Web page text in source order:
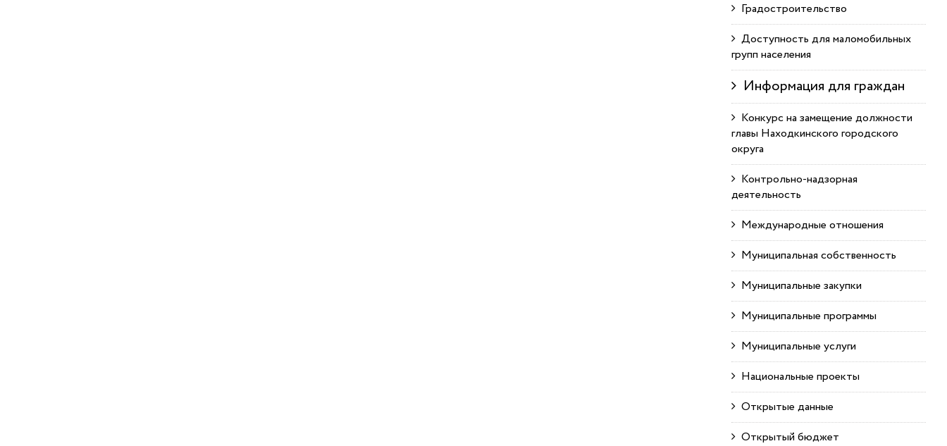
Градостроительство
Доступность для маломобильных
групп населения
Информация для граждан
Конкурс на замещение должности
главы Находкинского городского
округа
Контрольно-надзорная
деятельность
Международные отношения
Муниципальная собственность
Муниципальные закупки
Муниципальные программы
Муниципальные услуги
Национальные проекты
Открытые данные
Открытый бюджет